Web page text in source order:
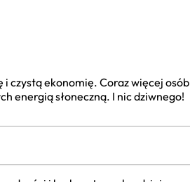
czystą ekonomię. Coraz więcej osób
energią słoneczną. I nic dziwnego!